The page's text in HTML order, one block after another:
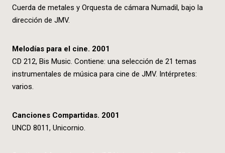
Cuerda de metales y Orquesta de cámara Numadil, bajo la
dirección de JMV.
Melodías para el cine. 2001
CD 212, Bis Music. Contiene: una selección de 21 temas
instrumentales de música para cine de JMV. Intérpretes:
varios.
Canciones Compartidas. 2001
UNCD 8011, Unicornio.